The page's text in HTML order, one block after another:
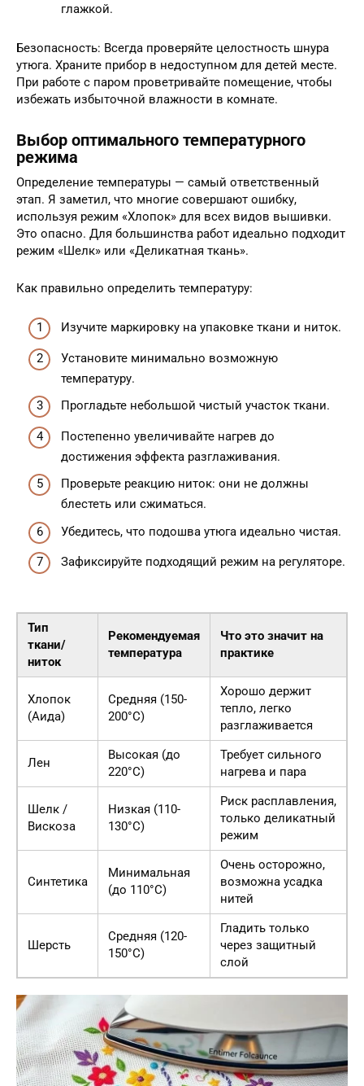
глажкой.
Безопасность: Всегда проверяйте целостность шнура
утюга. Храните прибор в недоступном для детей месте.
При работе с паром проветривайте помещение, чтобы
избежать избыточной влажности в комнате.
Выбор оптимального температурного
режима
Определение температуры — самый ответственный
этап. Я заметил, что многие совершают ошибку,
используя режим «Хлопок» для всех видов вышивки.
Это опасно. Для большинства работ идеально подходит
режим «Шелк» или «Деликатная ткань».
Как правильно определить температуру:
Изучите маркировку на упаковке ткани и ниток.
Установите минимально возможную
температуру.
Прогладьте небольшой чистый участок ткани.
Постепенно увеличивайте нагрев до
достижения эффекта разглаживания.
Проверьте реакцию ниток: они не должны
блестеть или сжиматься.
Убедитесь, что подошва утюга идеально чистая.
Зафиксируйте подходящий режим на регуляторе.
Тип
ткани/
ниток
Рекомендуемая
температура
Что это значит на
практике
Хлопок
(Аида)
Средняя (150-
200°C)
Хорошо держит
тепло, легко
разглаживается
Лен
Высокая (до
220°C)
Требует сильного
нагрева и пара
Шелк /
Вискоза
Низкая (110-
130°C)
Риск расплавления,
только деликатный
режим
Синтетика
Минимальная
(до 110°C)
Очень осторожно,
возможна усадка
нитей
Шерсть
Средняя (120-
150°C)
Гладить только
через защитный
слой